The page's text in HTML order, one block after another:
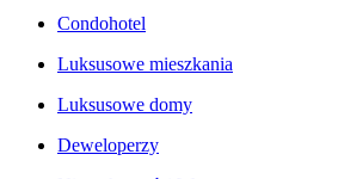
Condohotel
Luksusowe mieszkania
Luksusowe domy
Deweloperzy